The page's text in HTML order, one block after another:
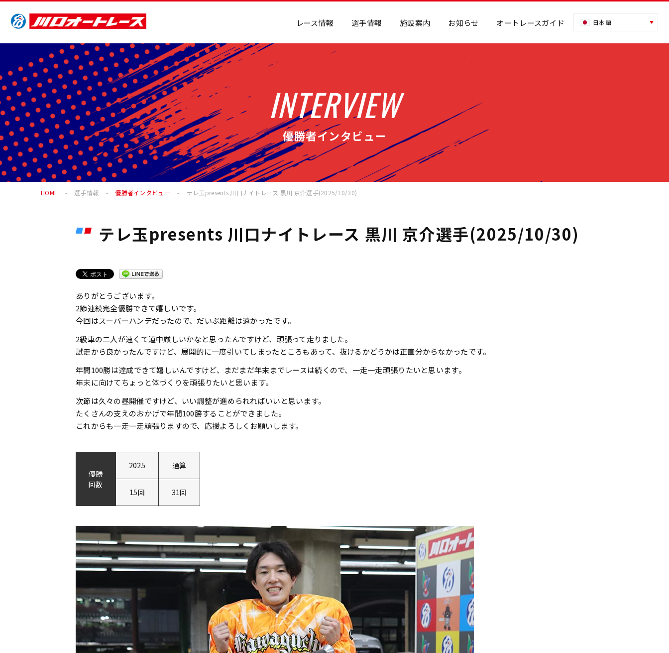
レース情報 選手情報 施設案内 お知らせ オートレースガイド 日本語
INTERVIEW
優勝者インタビュー
HOME 選手情報 優勝者インタビュー テレ玉presents 川口ナイトレース 黒川 京介選手(2025/10/30)
テレ玉presents 川口ナイトレース 黒川 京介選手(2025/10/30)
ありがとうございます。
2節連続完全優勝できて嬉しいです。
今回はスーパーハンデだったので、だいぶ距離は遠かったです。
2級車の二人が速くて道中厳しいかなと思ったんですけど、頑張って走りました。
試走から良かったんですけど、展開的に一度引いてしまったところもあって、抜けるかどうかは正直分からなかったです。
年間100勝は達成できて嬉しいんですけど、まだまだ年末までレースは続くので、一走一走頑張りたいと思います。
年末に向けてちょっと体づくりを頑張りたいと思います。
次節は久々の昼開催ですけど、いい調整が進められればいいと思います。
たくさんの支えのおかげで年間100勝することができました。
これからも一走一走頑張りますので、応援よろしくお願いします。
優勝
回数
2025 通算
15回 31回